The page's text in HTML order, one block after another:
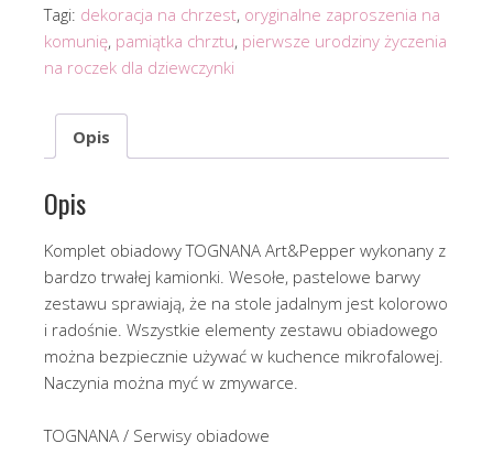
Tagi: dekoracja na chrzest, oryginalne zaproszenia na
komunię, pamiątka chrztu, pierwsze urodziny życzenia
na roczek dla dziewczynki
Opis
Opis
Komplet obiadowy TOGNANA Art&Pepper wykonany z
bardzo trwałej kamionki. Wesołe, pastelowe barwy
zestawu sprawiają, że na stole jadalnym jest kolorowo
i radośnie. Wszystkie elementy zestawu obiadowego
można bezpiecznie używać w kuchence mikrofalowej.
Naczynia można myć w zmywarce.
TOGNANA / Serwisy obiadowe